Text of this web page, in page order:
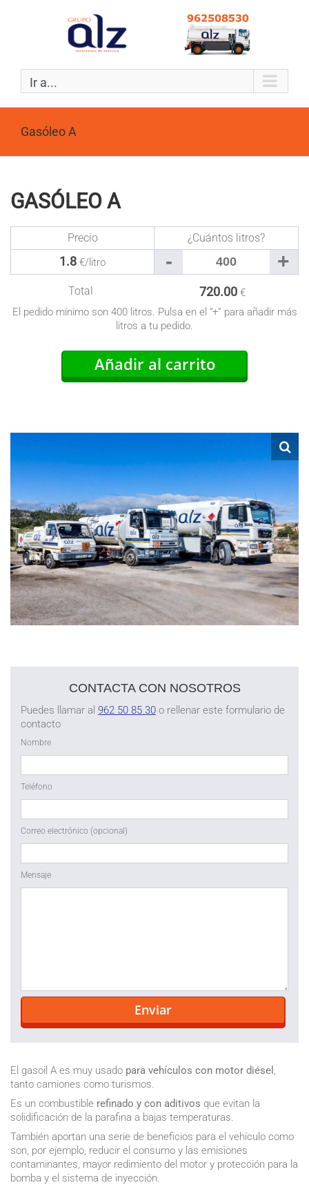
Ir a...
Gasóleo A
GASÓLEO A
Precio
1.8 €/litro
El pedido mínimo son 400 litros. Pulsa en el “+” para añadir más
litros a tu pedido.
¿Cuántos litros?
Añadir al carrito
Total 720.00 €
CONTACTA CON NOSOTROS
Puedes llamar al 962 50 85 30 o rellenar este formulario de
contacto
Nombre
Teléfono
Correo electrónico (opcional)
Mensaje
El gasoil A es muy usado para vehículos con motor diésel ,
tanto camiones como turismos.
Es un combustible refinado y con aditivos que evitan la
solidificación de la parafina a bajas temperaturas.
También aportan una serie de beneficios para el vehículo como
son, por ejemplo, reducir el consumo y las emisiones
contaminantes, mayor redimiento del motor y protección para la
bomba y el sistema de inyección.